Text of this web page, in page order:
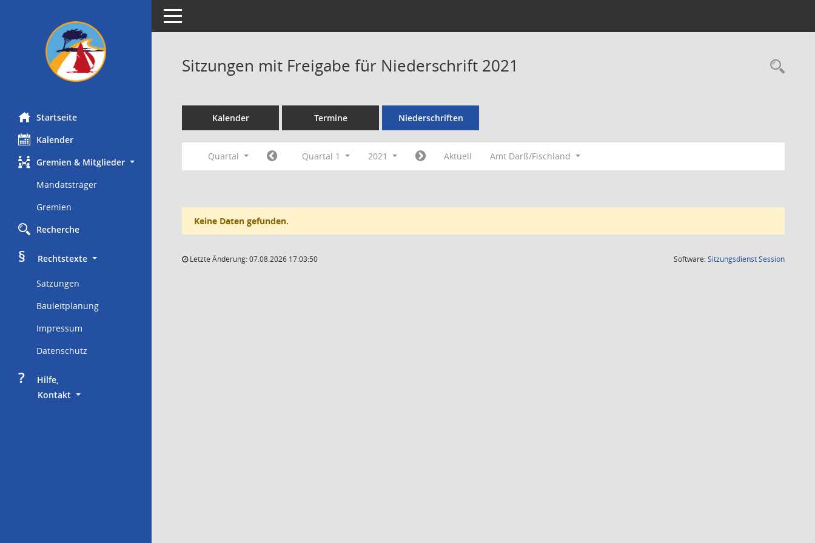
Startseite
Kalender
Gremien & Mitglieder
Mandatsträger
Gremien
Recherche
§
     Rechtstexte
Satzungen
Bauleitplanung
Impressum
Datenschutz
?
     Hilfe,
Kontakt
Toggle navigation
Sitzungen mit Freigabe für Niederschrift 2021
Kalender Termine Niederschriften
Quartal Quartal 1 2021 Aktuell Amt Darß/Fischland
Keine Daten gefunden.
Letzte Änderung: 07.08.2026 17:03:50 Software:SitzungsdienstSession(Wird in